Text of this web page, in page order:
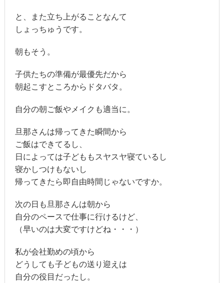
と、また立ち上がることなんて
しょっちゅうです。
朝もそう。
子供たちの準備が最優先だから
朝起こすところからドタバタ。
自分の朝ご飯やメイクも適当に。
旦那さんは帰ってきた瞬間から
ご飯はできてるし、
日によっては子どももスヤスヤ寝ているし
寝かしつけもないし
帰ってきたら即自由時間じゃないですか。
次の日も旦那さんは朝から
自分のペースで仕事に行けるけど、
（早いのは大変ですけどね・・・）
私が会社勤めの頃から
どうしても子どもの送り迎えは
自分の役目だったし。